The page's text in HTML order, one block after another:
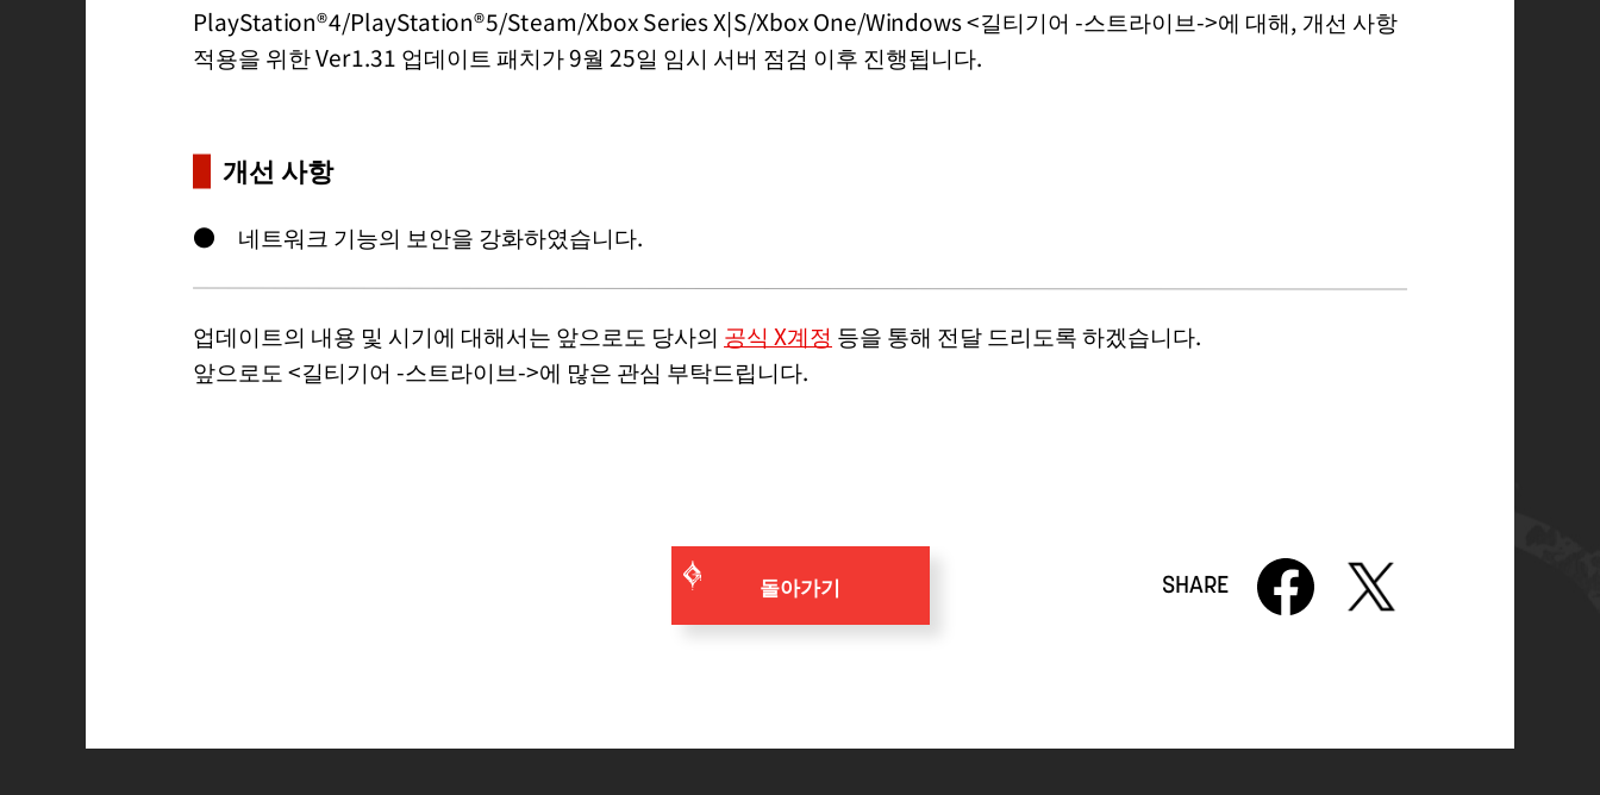
PlayStation®4/PlayStation®5/Steam/Xbox Series X|S/Xbox One/Windows <길티기어 -스트라이브->에 대해, 개선 사항
적용을 위한 Ver1.31 업데이트 패치가 9월 25일 임시 서버 점검 이후 진행됩니다.
개선 사항
● 네트워크 기능의 보안을 강화하였습니다.
업데이트의 내용 및 시기에 대해서는 앞으로도 당사의 공식 X계정 등을 통해 전달 드리도록 하겠습니다.
앞으로도 <길티기어 -스트라이브->에 많은 관심 부탁드립니다.
돌아가기